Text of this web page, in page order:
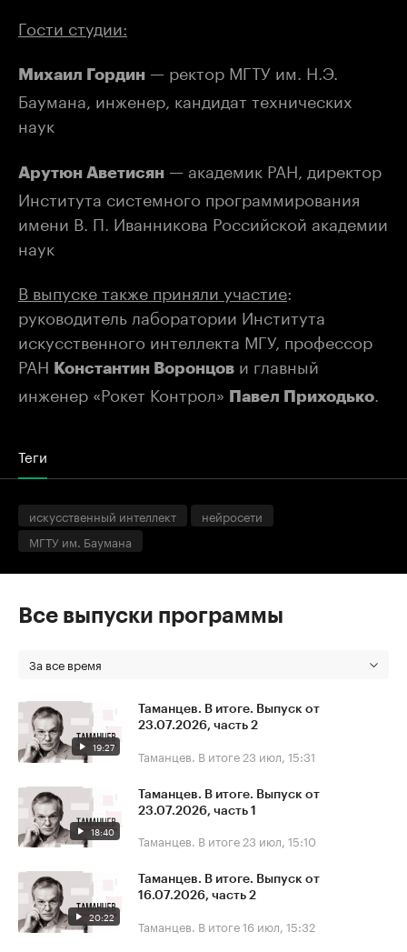
Гости студии:
Михаил Гордин — ректор МГТУ им. Н.Э.
Баумана, инженер, кандидат технических
наук
Арутюн Аветисян — академик РАН, директор
Института системного программирования
имени В. П. Иванникова Российской академии
наук
В выпуске также приняли участие:
руководитель лаборатории Института
искусственного интеллекта МГУ, профессор
РАН
Константин Воронцов и главный
инженер «Рокет Контрол»
Павел Приходько
Теги
искусственный интеллект
нейросети
МГТУ им. Баумана
Все выпуски программы
За все время
19:27
Таманцев. В итоге. Выпуск от
23.07.2026, часть 2
Таманцев. В итоге 23 июл, 15:31
18:40
Таманцев. В итоге. Выпуск от
23.07.2026, часть 1
Таманцев. В итоге 23 июл, 15:10
20:22
Таманцев. В итоге. Выпуск от
16.07.2026, часть 2
Таманцев. В итоге16 июл, 15:32